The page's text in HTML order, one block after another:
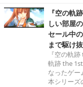
『空の軌
しい部屋
セール中
まで駆け
『空の軌
軌跡 the
なったゲ
本シリーズ